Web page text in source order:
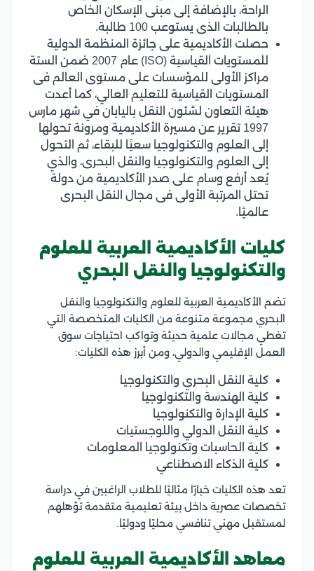
الراحة، بالإضافة إلى مبنى الإسكان الخاص
بالطالبات الذى يستوعب 100 طالبة.
حصلت الأكاديمية على جائزة المنظمة الدولية
للمستويات القياسية (ISO) عام 2007 ضمن الستة
مراكز الأولى للمؤسسات على مستوى العالم فى
المستويات القياسية للتعليم العالي، كما أعدت
هيئة التعاون لشئون النقل باليابان في شهر مارس
1997 تقرير عن مسيرة الأكاديمية ومرونة تحولها
إلى العلوم والتكنولوجيا سعيًا للبقاء، ثم التحول
إلى العلوم والتكنولوجيا والنقل البحرى، والذي
يُعد أرفع وسام على صدر الأكاديمية من دولة
تحتل المرتبة الأولى فى مجال النقل البحرى
عالميًا.
كليات الأكاديمية العربية للعلوم
والتكنولوجيا والنقل البحري
تضم الأكاديمية العربية للعلوم والتكنولوجيا والنقل
البحري مجموعة متنوعة من الكليات المتخصصة التي
تغطي مجالات علمية حديثة وتواكب احتياجات سوق
العمل الإقليمي والدولي، ومن أبرز هذه الكليات:
كلية النقل البحري والتكنولوجيا
كلية الهندسة والتكنولوجيا
كلية الإدارة والتكنولوجيا
كلية النقل الدولي واللوجستيات
كلية الحاسبات وتكنولوجيا المعلومات
كلية الذكاء الاصطناعي
تعد هذه الكليات خيارًا مثاليًا للطلاب الراغبين في دراسة
تخصصات عصرية داخل بيئة تعليمية متقدمة تؤهلهم
لمستقبل مهني تنافسي محليًا ودوليًا.
معاهد الأكاديمية العربية للعلوم